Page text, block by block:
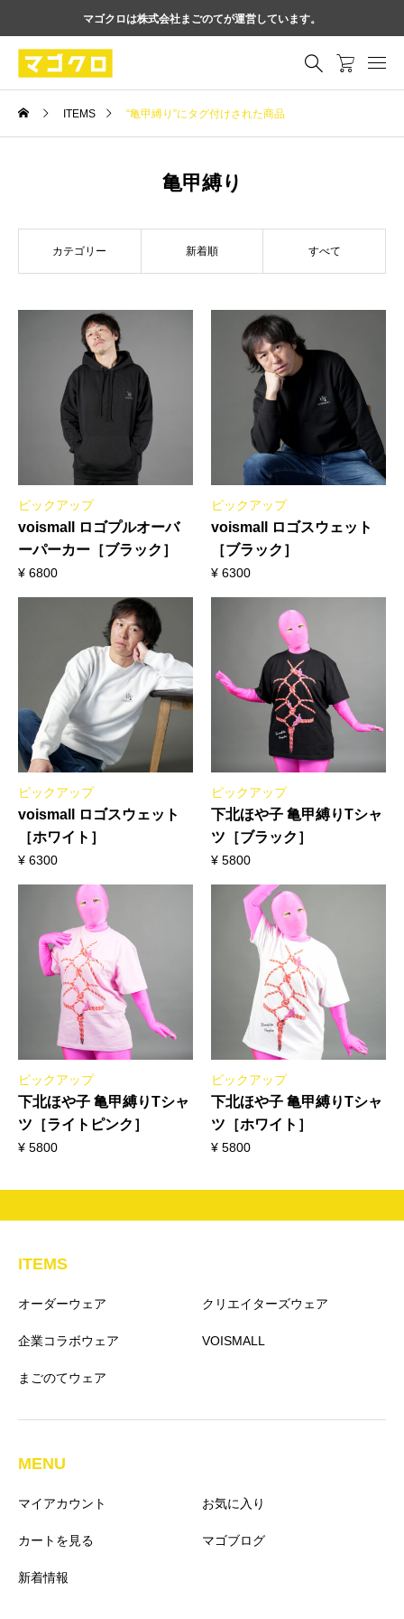
マゴクロは株式会社まごのてが運営しています。
ITEMS “亀甲縛り”にタグ付けされた商品
亀甲縛り
カテゴリー 新着順 すべて
ピックアップ
voismall ロゴプルオーバ
ーパーカー［ブラック］
¥ 6800
ピックアップ
voismall ロゴスウェット
［ブラック］
¥ 6300
ピックアップ
voismall ロゴスウェット
［ホワイト］
¥ 6300
ピックアップ
下北ほや子 亀甲縛りTシャ
ツ［ブラック］
¥ 5800
ピックアップ
下北ほや子 亀甲縛りTシャ
ツ［ライトピンク］
¥ 5800
ピックアップ
下北ほや子 亀甲縛りTシャ
ツ［ホワイト］
¥ 5800
ITEMS
オーダーウェア クリエイターズウェア
企業コラボウェア VOISMALL
まごのてウェア
MENU
マイアカウント お気に入り
カートを見る マゴブログ
新着情報